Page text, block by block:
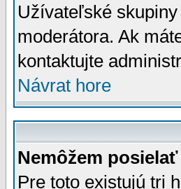
Užívateľské
moderátora. Ak
kontaktujte
Návrat hore
Nemôžem
Pre toto existujú tri